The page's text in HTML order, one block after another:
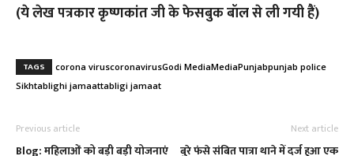
(ये लेख पत्रकार कृष्णकांत जी के फेसबुक बॉल से ली गयी हैं)
TAGS corona viruscoronavirusGodi MediaMediaPunjabpunjab police
Sikhtablighi jamaattabligi jamaat
Previous article
Blog: महिलाओं को बड़ी बड़ी योजनाएं
Next article
बुरे फंसे संबित पात्रा थाने में दर्ज हुआ एक